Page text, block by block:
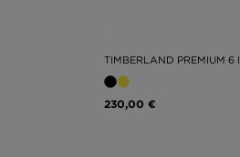
TIMBERLAND PREMIUM 6
230,00 €